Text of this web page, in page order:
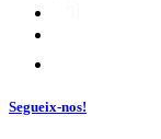
Segueix-nos!